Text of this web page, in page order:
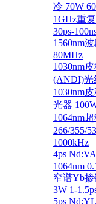
冷 70W
1GHz重
30ps-
1560nm
80MHz
1030nm
(ANDI)光
1030nm
光器
1064nm
266/355/
1000kHz
4ps
1064nm
窄谱Yb掺
3W 1-
5ps